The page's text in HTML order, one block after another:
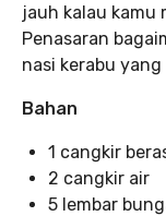
jauh kalau kamu
Penasaran
nasi kerabu yang
Bahan
1 cangkir
2 cangkir air
5 lembar